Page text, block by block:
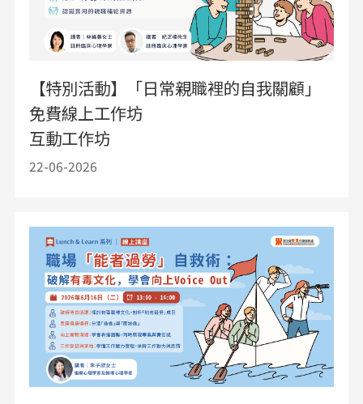
【特別活動】「日常親職裡的自我關顧」
免費線上工作坊
互動工作坊
22-06-2026